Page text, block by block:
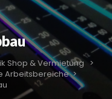
Shop & Vermietung >
Arbeitsbereiche>